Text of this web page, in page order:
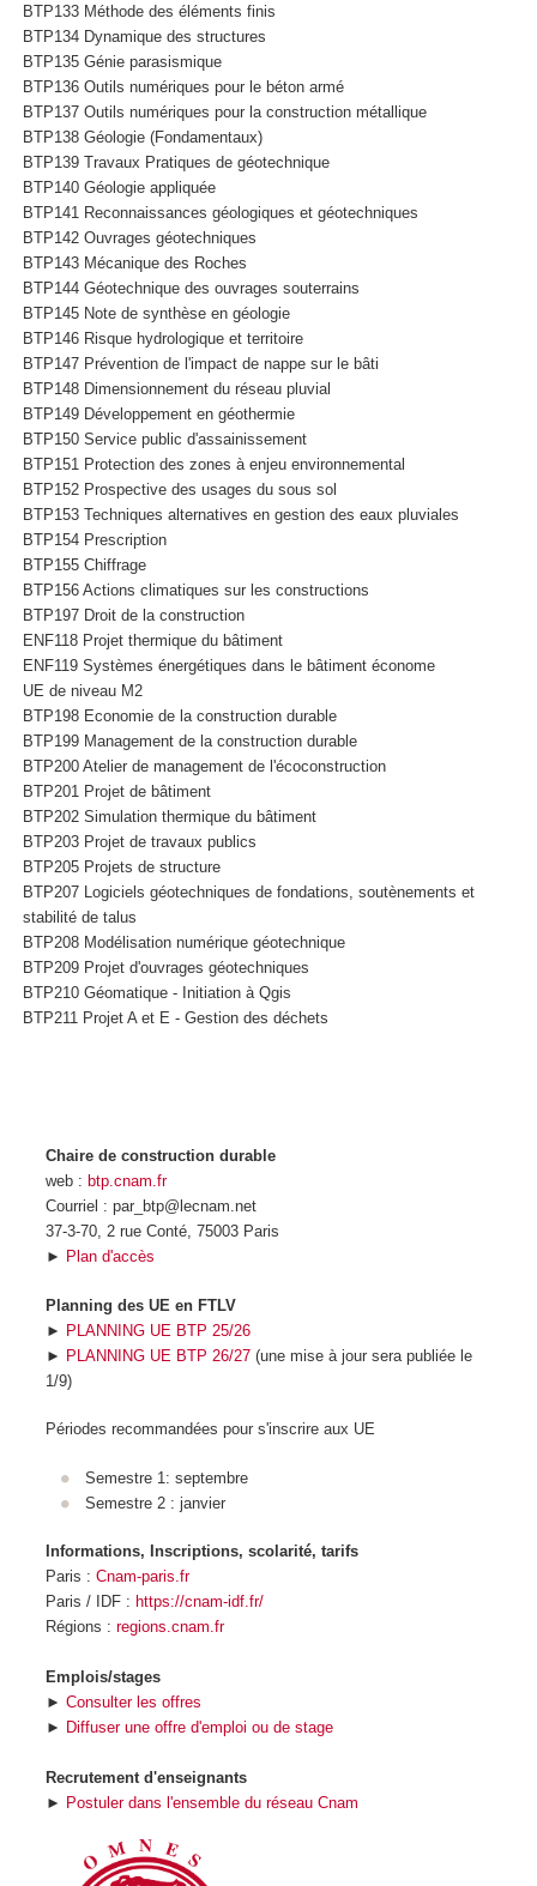
BTP133 Méthode des éléments finis
BTP134 Dynamique des structures
BTP135 Génie parasismique
BTP136 Outils numériques pour le béton armé
BTP137 Outils numériques pour la construction métallique
BTP138 Géologie (Fondamentaux)
BTP139 Travaux Pratiques de géotechnique
BTP140 Géologie appliquée
BTP141 Reconnaissances géologiques et géotechniques
BTP142 Ouvrages géotechniques
BTP143 Mécanique des Roches
BTP144 Géotechnique des ouvrages souterrains
BTP145 Note de synthèse en géologie
BTP146 Risque hydrologique et territoire
BTP147 Prévention de l'impact de nappe sur le bâti
BTP148 Dimensionnement du réseau pluvial
BTP149 Développement en géothermie
BTP150 Service public d'assainissement
BTP151 Protection des zones à enjeu environnemental
BTP152 Prospective des usages du sous sol
BTP153 Techniques alternatives en gestion des eaux pluviales
BTP154 Prescription
BTP155 Chiffrage
BTP156 Actions climatiques sur les constructions
BTP197 Droit de la construction
ENF118 Projet thermique du bâtiment
ENF119 Systèmes énergétiques dans le bâtiment économe
UE de niveau M2
BTP198 Economie de la construction durable
BTP199 Management de la construction durable
BTP200 Atelier de management de l'écoconstruction
BTP201 Projet de bâtiment
BTP202 Simulation thermique du bâtiment
BTP203 Projet de travaux publics
BTP205 Projets de structure
BTP207 Logiciels géotechniques de fondations, soutènements et
stabilité de talus
BTP208 Modélisation numérique géotechnique
BTP209 Projet d'ouvrages géotechniques
BTP210 Géomatique - Initiation à Qgis
BTP211 Projet A et E - Gestion des déchets
Chaire de construction durable
web : btp.cnam.fr
Courriel : par_btp@lecnam.net
37-3-70, 2 rue Conté, 75003 Paris
► Plan d'accès
Planning des UE en FTLV
► PLANNING UE BTP 25/26
► PLANNING UE BTP 26/27 (une mise à jour sera publiée le
1/9)
Périodes recommandées pour s'inscrire aux UE
Semestre 1: septembre
Semestre 2 : janvier
Informations, Inscriptions, scolarité, tarifs
Paris : Cnam-paris.fr
Paris / IDF : https://cnam-idf.fr/
Régions : regions.cnam.fr
Emplois/stages
► Consulter les offres
► Diffuser une offre d'emploi ou de stage
Recrutement d'enseignants
► Postuler dans l'ensemble du réseau Cnam